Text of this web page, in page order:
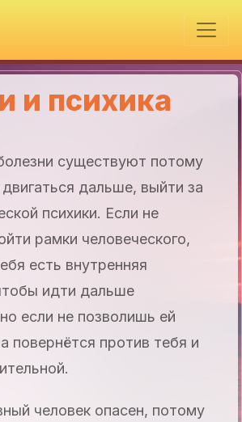
и психика
существуют потому
дальше, выйти за
психики. Если не
рамки человеческого,
есть внутренняя
идти дальше
если не позволишь ей
повернётся против тебя и
человек опасен, потому